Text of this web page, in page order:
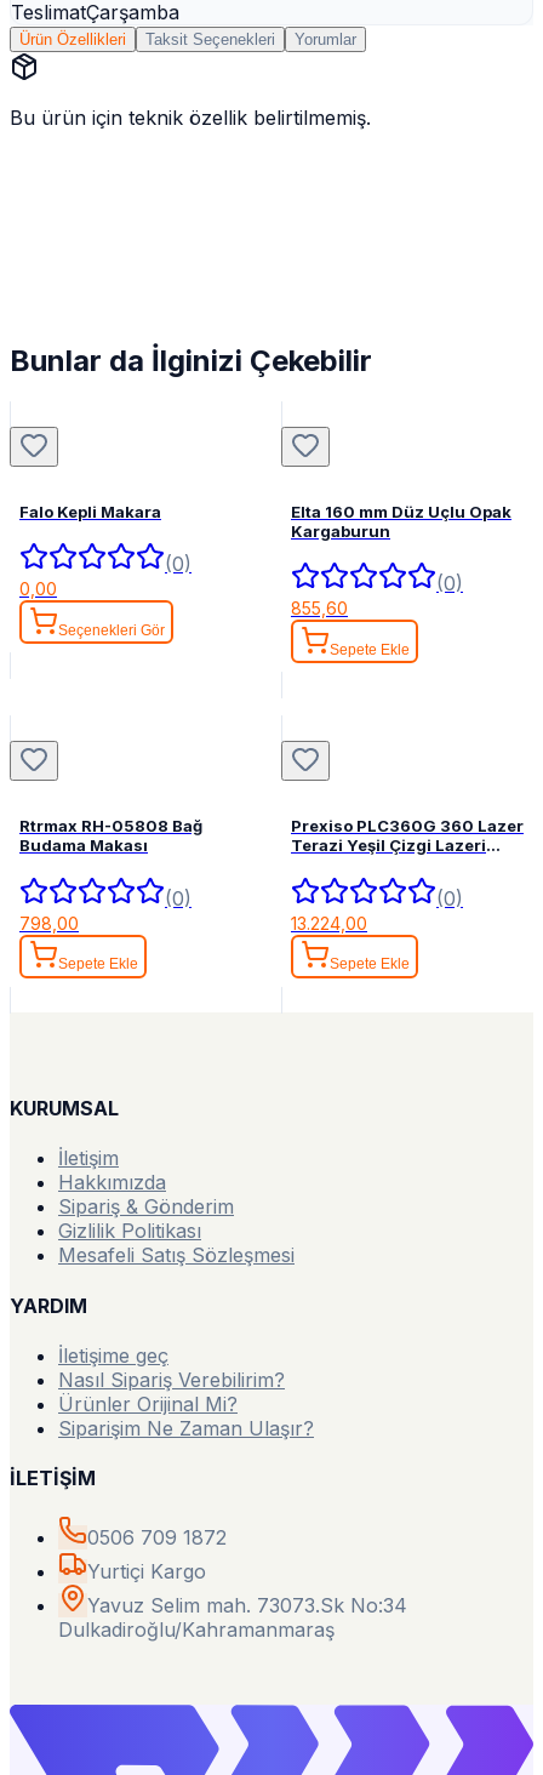
TeslimatÇarşamba
Ürün Özellikleri Taksit Seçenekleri Yorumlar
Bu ürün için teknik özellik belirtilmemiş.
Bunlar da İlginizi Çekebilir
Falo Kepli Makara
(0)
0,00
Seçenekleri Gör
Elta 160 mm Düz Uçlu Opak
Kargaburun
(0)
855,60
Sepete Ekle
Rtrmax RH-05808 Bağ
Budama Makası
(0)
798,00
Sepete Ekle
Prexiso PLC360G 360 Lazer
Terazi Yeşil Çizgi Lazeri
(0)
13.224,00
Sepete Ekle
KURUMSAL
İletişim
Hakkımızda
Sipariş & Gönderim
Gizlilik Politikası
Mesafeli Satış Sözleşmesi
YARDIM
İletişime geç
Nasıl Sipariş Verebilirim?
Ürünler Orijinal Mi?
Siparişim Ne Zaman Ulaşır?
İLETİŞİM
0506 709 1872
Yurtiçi Kargo
Yavuz Selim mah. 73073.Sk No:34
Dulkadiroğlu/Kahramanmaraş